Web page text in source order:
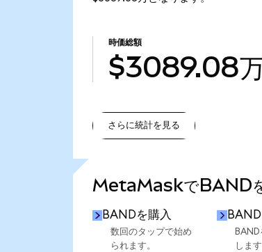
時価総額
$3089.08
さらに統計を見る
MetaMaskでBAND
BANDを購入
数回のタップで始め
られます。
します